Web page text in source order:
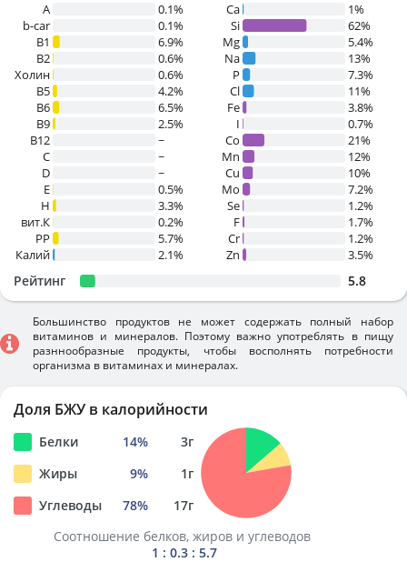
A
0.1%
b-car
0.1%
В1
6.9%
B2
0.6%
Холин
0.6%
B5
4.2%
B6
6.5%
B9
2.5%
B12
~
C
~
D
~
E
0.5%
H
3.3%
вит.К
0.2%
PP
5.7%
Калий
2.1%
Ca
1%
Si
62%
Mg
5.4%
Na
13%
P
7.3%
Cl
11%
Fe
3.8%
I
0.7%
Co
21%
Mn
12%
Cu
10%
Mo
7.2%
Se
1.2%
F
1.7%
Cr
1.2%
Zn
3.5%
Рейтинг 5.8
Большинство продуктов не может содержать полный набор
витаминов и минералов. Поэтому важно употреблять в пищу
разннообразные продукты, чтобы восполнять потребности
организма в витаминах и минералах.
Доля БЖУ в калорийности
Белки 14% 3г
Жиры
9% 1г
Углеводы
78% 17г
Соотношение белков, жиров и углеводов
1 : 0.3 : 5.7